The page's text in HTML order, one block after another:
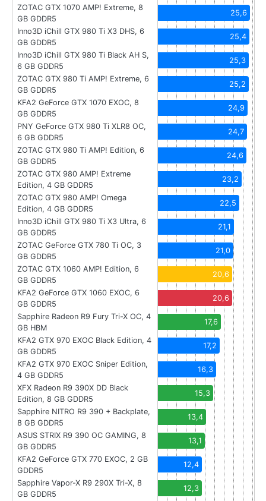
ZOTAC GTX 1070 AMP! Extreme, 8
GB GDDR5
25,6
Inno3D iChill GTX 980 Ti X3 DHS, 6
GB GDDR5
25,4
Inno3D iChill GTX 980 Ti Black AH S,
6 GB GDDR5
25,3
ZOTAC GTX 980 Ti AMP! Extreme, 6
GB GDDR5
25,2
KFA2 GeForce GTX 1070 EXOC, 8
GB GDDR5
24,9
PNY GeForce GTX 980 Ti XLR8 OC,
6 GB GDDR5
24,7
ZOTAC GTX 980 Ti AMP! Edition, 6
GB GDDR5
24,6
ZOTAC GTX 980 AMP! Extreme
Edition, 4 GB GDDR5
23,2
ZOTAC GTX 980 AMP! Omega
Edition, 4 GB GDDR5
22,5
Inno3D iChill GTX 980 Ti X3 Ultra, 6
GB GDDR5
21,1
ZOTAC GeForce GTX 780 Ti OC, 3
GB GDDR5
21,0
ZOTAC GTX 1060 AMP! Edition, 6
GB GDDR5
20,6
KFA2 GeForce GTX 1060 EXOC, 6
GB GDDR5
20,6
Sapphire Radeon R9 Fury Tri-X OC, 4
GB HBM
17,6
KFA2 GTX 970 EXOC Black Edition, 4
GB GDDR5
17,2
KFA2 GTX 970 EXOC Sniper Edition,
4 GB GDDR5
16,3
XFX Radeon R9 390X DD Black
Edition, 8 GB GDDR5
15,3
Sapphire NITRO R9 390 + Backplate,
8 GB GDDR5
13,4
ASUS STRIX R9 390 OC GAMING, 8
GB GDDR5
13,1
KFA2 GeForce GTX 770 EXOC, 2 GB
GDDR5
12,4
Sapphire Vapor-X R9 290X Tri-X, 8
GB GDDR5
12,3